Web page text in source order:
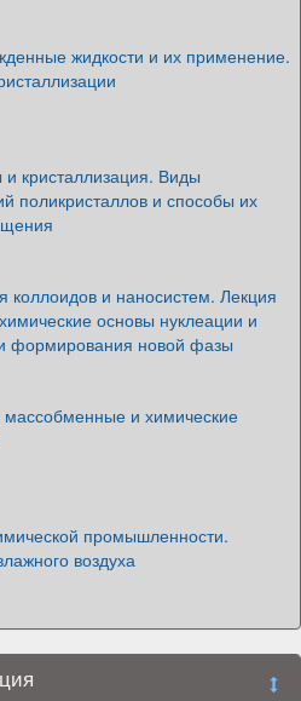
жидкости и их применение.
и кристаллизация. Виды
поликристаллов и способы их
коллоидов и наносистем. Лекция
основы нуклеации и
формирования новой фазы
и химические
промышленности.
воздуха